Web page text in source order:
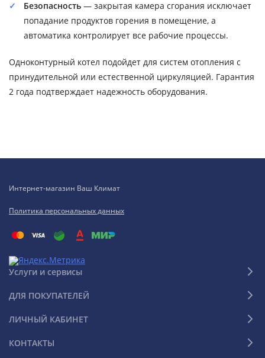
Безопасность — закрытая камера сгорания исключает
попадание продуктов горения в помещение, а
автоматика контролирует все рабочие процессы.
Одноконтурный котел подойдет для систем отопления с
принудительной или естественной циркуляцией. Гарантия
2 года подтверждает надежность оборудования.
Интернет-магазин Ваш Климат
Политика персональных данных
Услуги и сервисы
ДЛЯ ПОКУПАТЕЛЕЙ
ЛИЧНЫЙ КАБИНЕТ
КОНТАКТЫ